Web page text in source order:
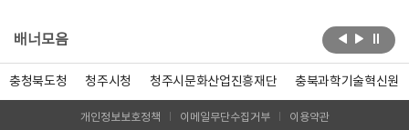
배너모음
충청북도청 청주시청 청주시문화산업진흥재단 충북과학기술혁신원
개인정보보호정책 이메일무단수집거부 이용약관